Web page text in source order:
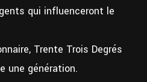
qui influenceront le
Trente Trois Degrés
une génération.